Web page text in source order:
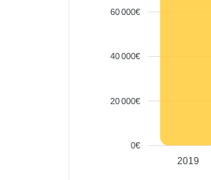
60 000€
40 000€
20 000€
0€
2019